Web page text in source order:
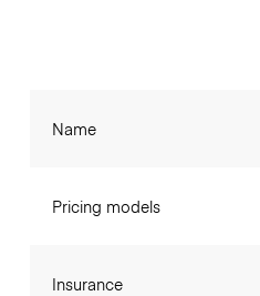
Name
Pricing models
Insurance